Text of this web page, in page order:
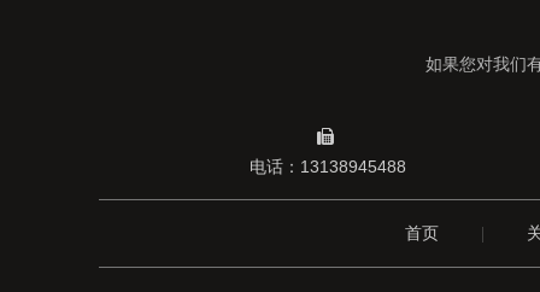
如果您对我们

电话：13138945488
首页